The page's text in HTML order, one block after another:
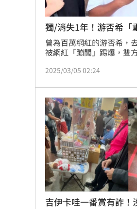
理想混蛋號召粉絲
獨/消失1年！游否希「
曾為百萬網紅的游否希，
被網紅「蹦闆」踢爆，雙
前，有網友在社群平台上
後，社群平台狂被洗版，
2025/03/05 02:24
吉伊卡哇一番賞有詐